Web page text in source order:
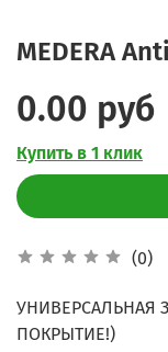
MEDERA
(0)
0.00 руб
Купить в 1 клик
УНИВЕРСАЛЬНАЯ
ПОКРЫТИЕ!)